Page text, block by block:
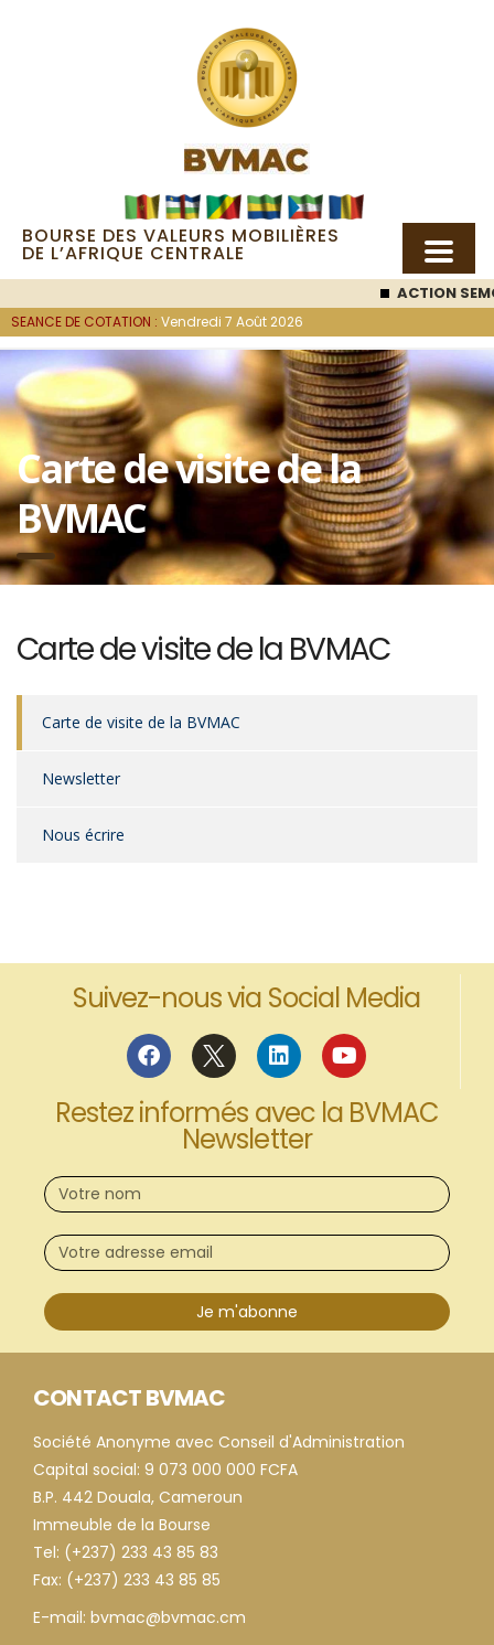
BOURSE DES VALEURS MOBILIÈRES
DE L’AFRIQUE CENTRALE
ACTION SEMC
SEANCE DE COTATION : Vendredi 7 Août 2026
Carte de visite de la
BVMAC
Carte de visite de la BVMAC
Carte de visite de la BVMAC
Newsletter
Nous écrire
Suivez-nous via Social Media
Restez informés avec la BVMAC
Newsletter
Je m'abonne
CONTACT BVMAC
Société Anonyme avec Conseil d'Administration
Capital social: 9 073 000 000 FCFA
B.P. 442 Douala, Cameroun
Immeuble de la Bourse
Tel: (+237) 233 43 85 83
Fax: (+237) 233 43 85 85
E-mail: bvmac@bvmac.cm